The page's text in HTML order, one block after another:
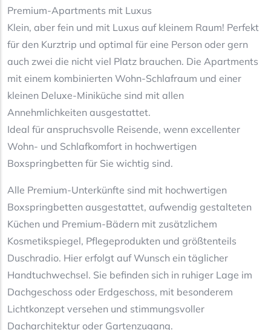
Premium-Apartments mit Luxus
Klein, aber fein und mit Luxus auf kleinem Raum! Perfekt
für den Kurztrip und optimal für eine Person oder gern
auch zwei die nicht viel Platz brauchen. Die Apartments
mit einem kombinierten Wohn-Schlafraum und einer
kleinen Deluxe-Miniküche sind mit allen
Annehmlichkeiten ausgestattet.
Ideal für anspruchsvolle Reisende, wenn excellenter
Wohn- und Schlafkomfort in hochwertigen
Boxspringbetten für Sie wichtig sind.
Alle Premium-Unterkünfte sind mit hochwertigen
Boxspringbetten ausgestattet, aufwendig gestalteten
Küchen und Premium-Bädern mit zusätzlichem
Kosmetikspiegel, Pflegeprodukten und größtenteils
Duschradio. Hier erfolgt auf Wunsch ein täglicher
Handtuchwechsel. Sie befinden sich in ruhiger Lage im
Dachgeschoss oder Erdgeschoss, mit besonderem
Lichtkonzept versehen und stimmungsvoller
Dacharchitektur oder Gartenzugang.